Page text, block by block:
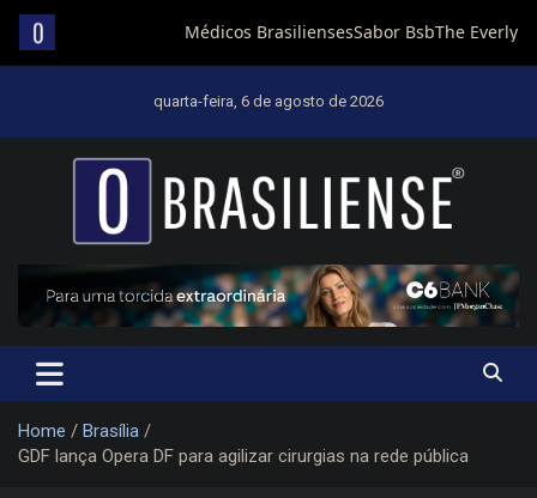
quarta-feira, 6 de agosto de 2026
Um diário de notícias que trabalha por Brasília
Home
Brasília
GDF lança Opera DF para agilizar cirurgias na rede pública